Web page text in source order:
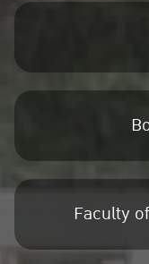
Faculty